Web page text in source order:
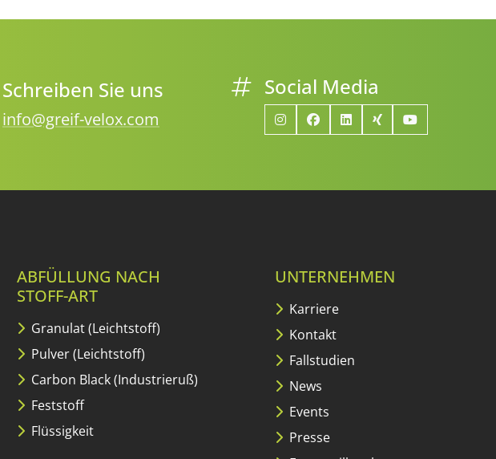
Schreiben Sie uns
info@greif-velox.com
Social Media
ABFÜLLUNG NACH
STOFF-ART
Granulat (Leichtstoff)
Pulver (Leichtstoff)
Carbon Black (Industrieruß)
Feststoff
Flüssigkeit
UNTERNEHMEN
Karriere
Kontakt
Fallstudien
News
Events
Presse